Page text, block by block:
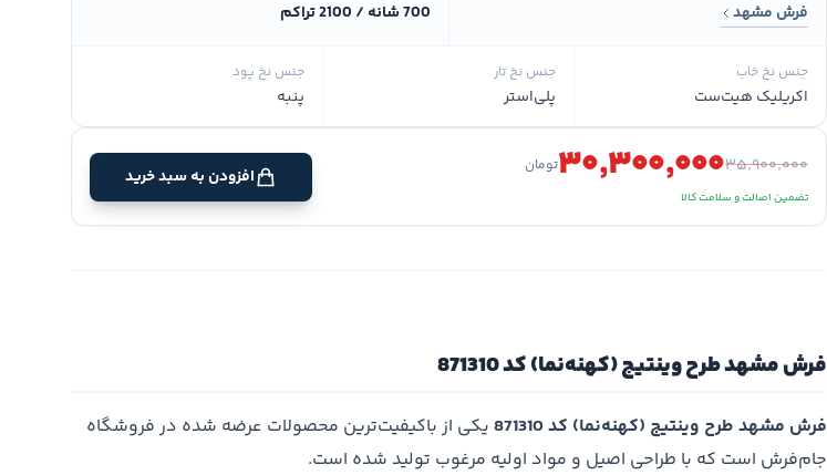
فرش مشهد 700 شانه / 2100 تراکم
جنس نخ خاب
اکریلیک هیت‌ست
جنس نخ تار
پلی‌استر
جنس نخ پود
پنبه
۳۵٬۹۰۰٬۰۰۰۳۰٬۳۰۰٬۰۰۰تومان
تضمین اصالت و سلامت کالا
افزودن به سبد خرید
فرش مشهد طرح وینتیج (کهنه‌نما) کد 871310
فرش مشهد طرح وینتیج (کهنه‌نما) کد 871310
یکی از باکیفیت‌ترین محصولات عرضه شده در فروشگاه
جام‌فرش است که با طراحی اصیل و مواد اولیه مرغوب تولید شده است.